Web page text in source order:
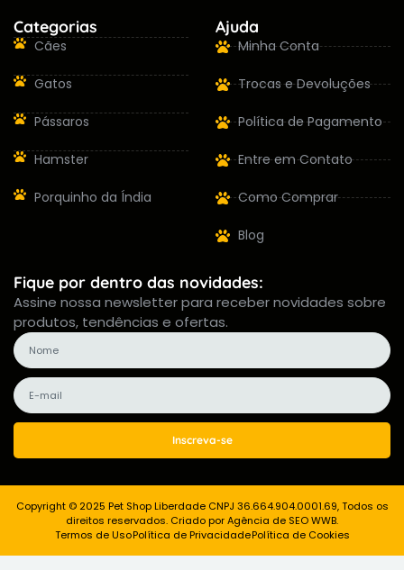
Categorias
Cães
Gatos
Pássaros
Hamster
Porquinho da Índia
Ajuda
Minha Conta
Trocas e Devoluções
Política de Pagamento
Entre em Contato
Como Comprar
Blog
Fique por dentro das novidades:
Assine nossa newsletter para receber novidades sobre
produtos, tendências e ofertas.
Inscreva-se
Copyright © 2025 Pet Shop Liberdade CNPJ 36.664.904.0001.69, Todos os
direitos reservados. Criado por Agência de SEO WWB.
Termos de UsoPolítica de PrivacidadePolítica de Cookies